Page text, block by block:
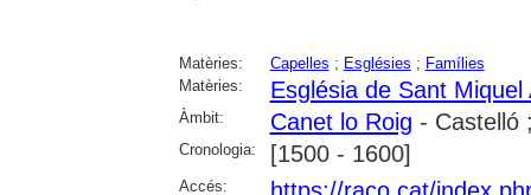
Matèries: Capelles ; Esglésies ; Famílies
Matèries:
Església de Sant
Àmbit: Canet lo Roig - Castelló
Cronologia: [1500 - 1600]
Accés: